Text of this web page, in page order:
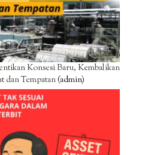
Konsesi Baru, Kembalikan
dan Tempatan(admin)